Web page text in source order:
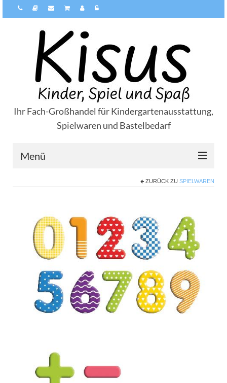
Ihr Fach-Großhandel für Kindergartenausstattung,
Spielwaren und Bastelbedarf
Menü
Versandarten
Kisus Katalog anfordern
Kontakt
Log In / Mein Konto
ZURÜCK ZU SPIELWAREN